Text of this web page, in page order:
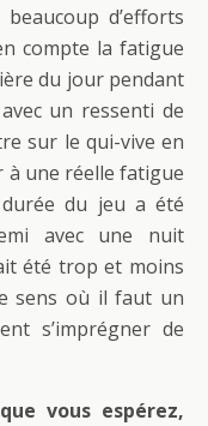
d’efforts
compte la fatigue
du jour pendant
un ressenti de
sur le qui-vive en
à une réelle fatigue
durée du jeu a été
avec une nuit
été trop et moins
sens où il faut un
s’imprégner de
vous espérez,